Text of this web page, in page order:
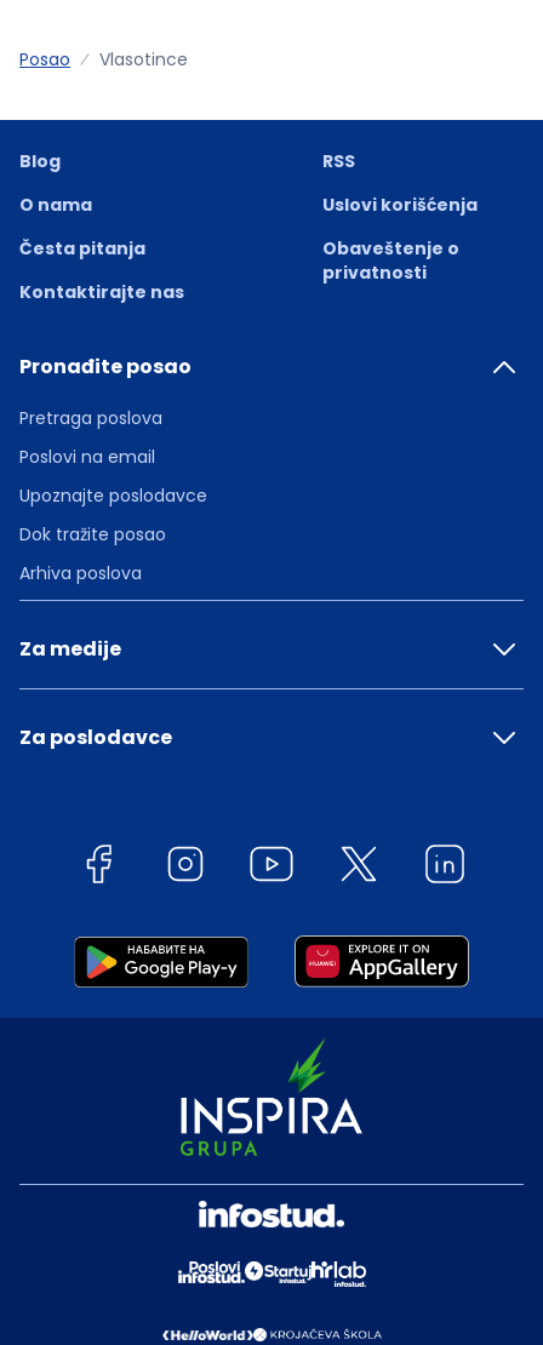
Posao Vlasotince
Blog
O nama
Česta pitanja
Kontaktirajte nas
RSS
Uslovi korišćenja
Obaveštenje o
privatnosti
Pronađite posao
Pretraga poslova
Poslovi na email
Upoznajte poslodavce
Dok tražite posao
Arhiva poslova
Za medije
Za poslodavce